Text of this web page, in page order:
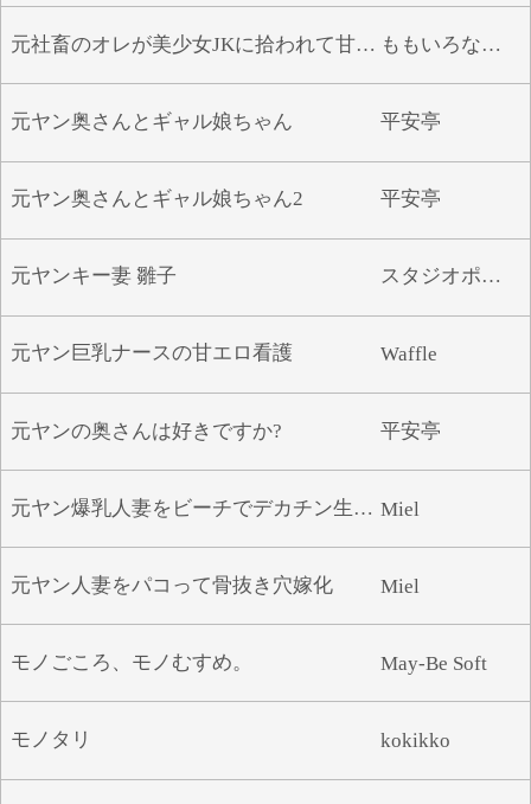
元社畜のオレが美少女JKに拾われて甘々癒されエロ同棲生活 ももいろなでしこ
元ヤン奥さんとギャル娘ちゃん 平安亭
元ヤン奥さんとギャル娘ちゃん2 平安亭
元ヤンキー妻 雛子 スタジオポーク
元ヤン巨乳ナースの甘エロ看護 Waffle
元ヤンの奥さんは好きですか? 平安亭
元ヤン爆乳人妻をビーチでデカチン生ハメ Miel
元ヤン人妻をパコって骨抜き穴嫁化 Miel
モノごころ、モノむすめ。 May-Be Soft
モノタリ kokikko